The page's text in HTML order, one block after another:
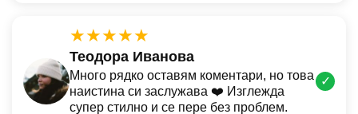
★★★★★
Теодора Иванова
Много рядко оставям коментари, но това
наистина си заслужава ❤️ Изглежда
супер стилно и се пере без проблем.
✓